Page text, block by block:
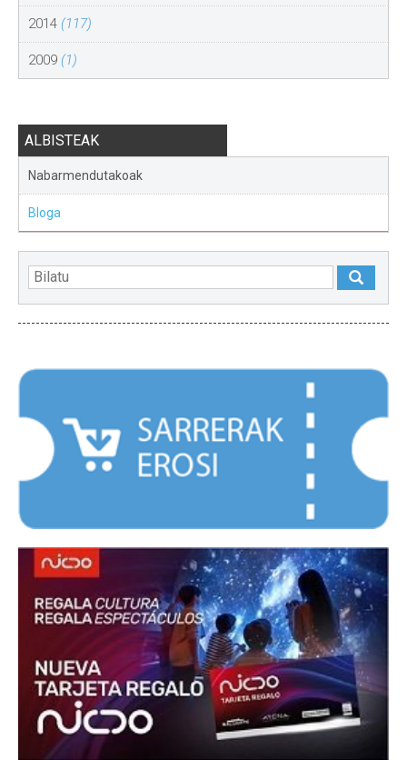
2014 (117)
2009 (1)
ALBISTEAK
Nabarmendutakoak
Bloga